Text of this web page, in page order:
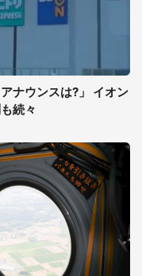
ナウンスは?」 イオン
続々